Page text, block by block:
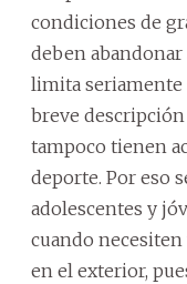
condiciones de
deben abandonar
limita seriamente
breve descripción
tampoco tienen
deporte. Por eso
adolescentes y
cuando
en el exterior,